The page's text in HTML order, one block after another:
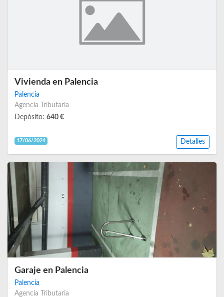
Vivienda en Palencia
Palencia
Agencia Tributaria
Depósito: 640 €
17/06/2024 Detalles
Garaje en Palencia
Palencia
Agencia Tributaria